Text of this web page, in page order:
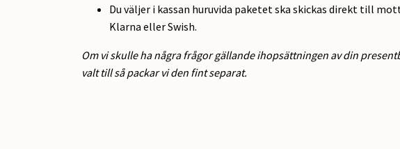
Du väljer i kassan huruvida paketet ska skickas direkt till
Klarna eller Swish.
Om vi skulle ha några frågor gällande ihopsättningen av din
valt till så packar vi den fint separat.